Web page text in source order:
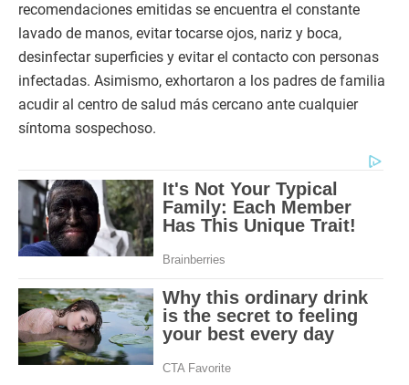
recomendaciones emitidas se encuentra el constante
lavado de manos, evitar tocarse ojos, nariz y boca,
desinfectar superficies y evitar el contacto con personas
infectadas. Asimismo, exhortaron a los padres de familia
acudir al centro de salud más cercano ante cualquier
síntoma sospechoso.